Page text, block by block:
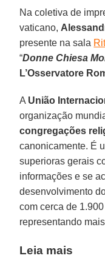
Na coletiva de
vaticano,
presente na sala
“Donne Chiesa
L’Osservatore
A União
organização
congregações
canonicamente. É
superioras gerais
informações e se
desenvolvimento
com cerca de
representando
Leia mais